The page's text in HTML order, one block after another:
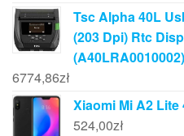
Tsc Alpha 40L
(203 Dpi) Rtc
(A40LRA0010002)
6774,86zł
Xiaomi Mi A2 Lite
524,00zł